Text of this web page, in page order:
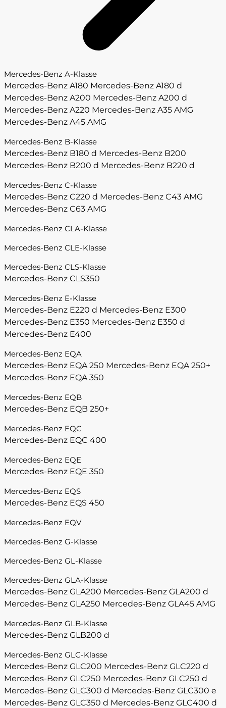
Mercedes-Benz A-Klasse
Mercedes-Benz A180 Mercedes-Benz A180 d
Mercedes-Benz A200 Mercedes-Benz A200 d
Mercedes-Benz A220 Mercedes-Benz A35 AMG
Mercedes-Benz A45 AMG
Mercedes-Benz B-Klasse
Mercedes-Benz B180 d Mercedes-Benz B200
Mercedes-Benz B200 d Mercedes-Benz B220 d
Mercedes-Benz C-Klasse
Mercedes-Benz C220 d Mercedes-Benz C43 AMG
Mercedes-Benz C63 AMG
Mercedes-Benz CLA-Klasse
Mercedes-Benz CLE-Klasse
Mercedes-Benz CLS-Klasse
Mercedes-Benz CLS350
Mercedes-Benz E-Klasse
Mercedes-Benz E220 d Mercedes-Benz E300
Mercedes-Benz E350 Mercedes-Benz E350 d
Mercedes-Benz E400
Mercedes-Benz EQA
Mercedes-Benz EQA 250 Mercedes-Benz EQA 250+
Mercedes-Benz EQA 350
Mercedes-Benz EQB
Mercedes-Benz EQB 250+
Mercedes-Benz EQC
Mercedes-Benz EQC 400
Mercedes-Benz EQE
Mercedes-Benz EQE 350
Mercedes-Benz EQS
Mercedes-Benz EQS 450
Mercedes-Benz EQV
Mercedes-Benz G-Klasse
Mercedes-Benz GL-Klasse
Mercedes-Benz GLA-Klasse
Mercedes-Benz GLA200 Mercedes-Benz GLA200 d
Mercedes-Benz GLA250 Mercedes-Benz GLA45 AMG
Mercedes-Benz GLB-Klasse
Mercedes-Benz GLB200 d
Mercedes-Benz GLC-Klasse
Mercedes-Benz GLC200 Mercedes-Benz GLC220 d
Mercedes-Benz GLC250 Mercedes-Benz GLC250 d
Mercedes-Benz GLC300 d Mercedes-Benz GLC300 e
Mercedes-Benz GLC350 d Mercedes-Benz GLC400 d